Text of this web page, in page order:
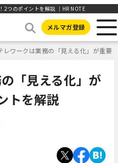
2つのポイントを解説 ｜HR NOTE
メルマガ登録
レワークは業務の「見える化」が重要
「見える化」が
トを解説